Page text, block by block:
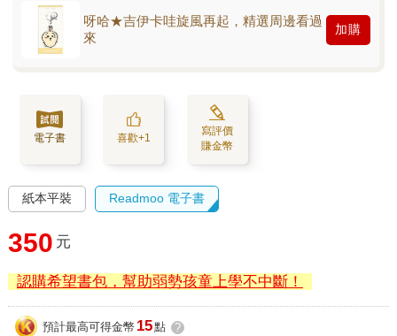
呀哈★吉伊卡哇旋風再起，精選周邊看過
來
加購
電子書 喜歡+1
寫評價
賺金幣
紙本平裝 Readmoo 電子書
350 元
認購希望書包，幫助弱勢孩童上學不中斷！
預計最高可得金幣 15點 ?